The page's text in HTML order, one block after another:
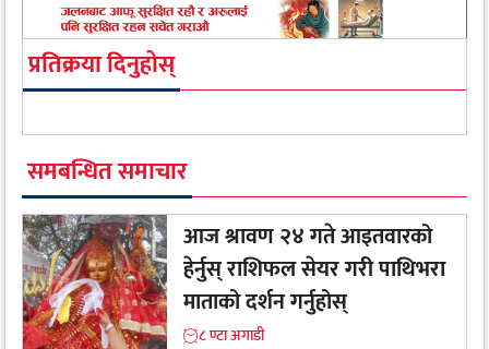
प्रतिक्रया दिनुहोस्
समबन्धित समाचार
आज श्रावण २४ गते आइतवारको
हेर्नुस् राशिफल सेयर गरी पाथिभरा
माताको दर्शन गर्नुहोस्
८ ण्टा अगाडी